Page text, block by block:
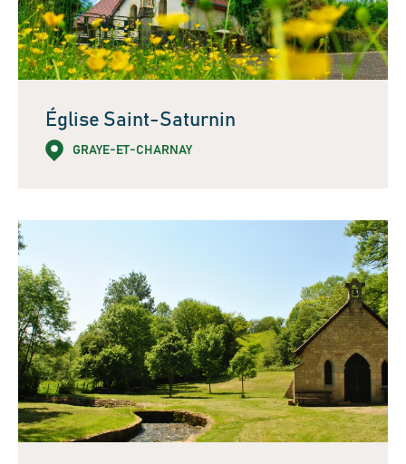
Église Saint-Saturnin
GRAYE-ET-CHARNAY